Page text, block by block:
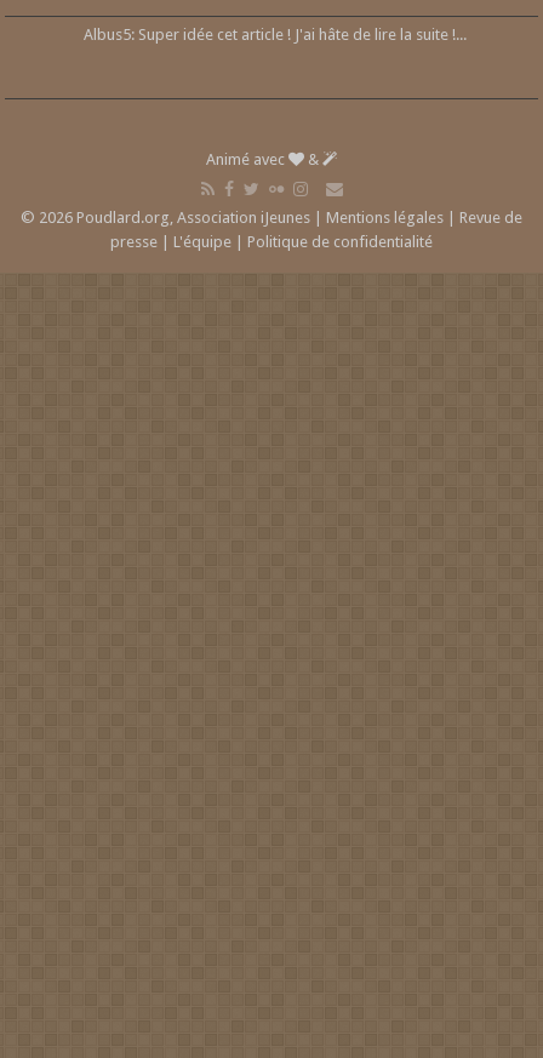
Albus5: Super idée cet article ! J'ai hâte de lire la suite !...
Animé avec &
© 2026 Poudlard.org, Association iJeunes | Mentions légales | Revue de
presse | L'équipe | Politique de confidentialité